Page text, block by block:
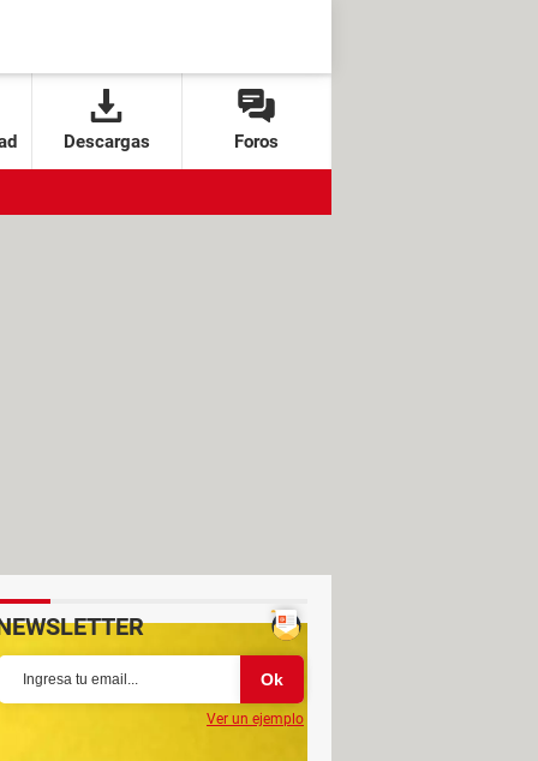
Descargas Foros
Ver un ejemplo